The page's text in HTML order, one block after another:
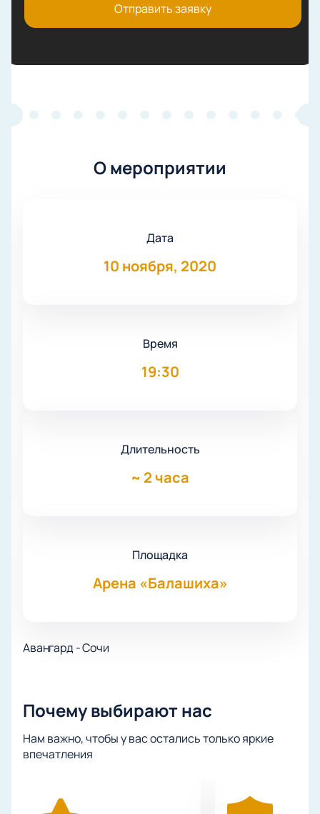
Отправить заявку
О мероприятии
Дата
10 ноября, 2020
Время
19:30
Длительность
~ 2 часа
Площадка
Арена «Балашиха»
Авангард - Сочи
Почему выбирают нас
Нам важно, чтобы у вас остались только яркие
впечатления